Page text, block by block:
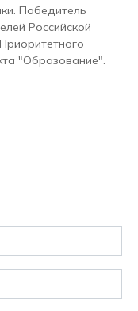
Победитель
Российской
"Образование".